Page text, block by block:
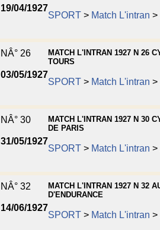
19/04/1927
SPORT> Match L'intran >
NÂ° 26
03/05/1927
MATCH L'INTRAN 1927 N 26
TOURS
SPORT> Match L'intran >
NÂ° 30
31/05/1927
MATCH L'INTRAN 1927 N 30
DE PARIS
SPORT> Match L'intran >
NÂ° 32
14/06/1927
MATCH L'INTRAN 1927 N 32
D'ENDURANCE
SPORT> Match L'intran >